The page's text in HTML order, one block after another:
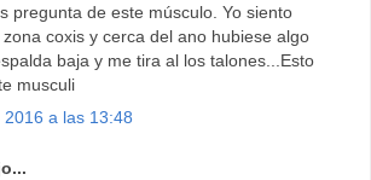
pregunta de este músculo. Yo siento
coxis y cerca del ano hubiese algo
baja y me tira al los talones...Esto
musculi
a las 13:48